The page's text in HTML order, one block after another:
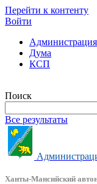
Перейти к контенту
Войти
Администрация
Дума
КСП
Поиск
Все результаты
Ханты-Мансийский